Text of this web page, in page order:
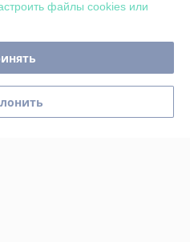
файлы cookies или